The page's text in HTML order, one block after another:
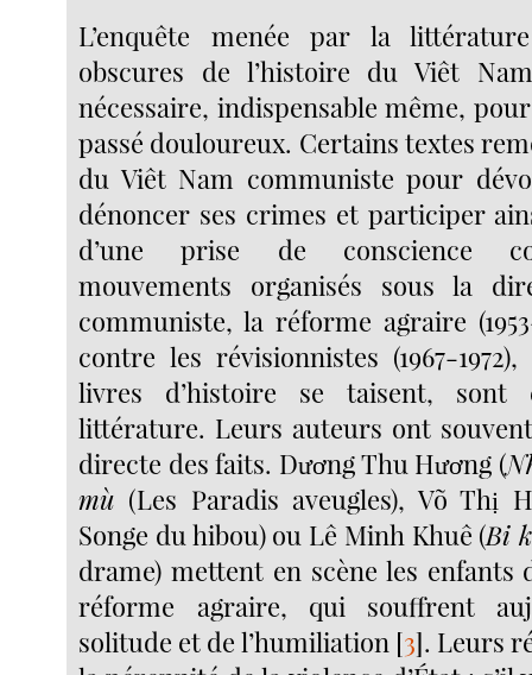
L’enquête menée par la
obscures de l’histoire du Viêt
nécessaire, indispensable même,
passé douloureux. Certains textes
du Viêt Nam communiste pour
dénoncer ses crimes et participer
d’une prise de conscience
mouvements organisés sous la
communiste, la réforme agraire
contre les révisionnistes (1967-
livres d’histoire se taisent, sont
littérature. Leurs auteurs ont
directe des faits. Dương Thu Hương (
mù (Les Paradis aveugles), Võ Thị
Songe du hibou) ou Lê Minh Khuê (Bi
drame) mettent en scène les enfants
réforme agraire, qui souffrent
solitude et de l’humiliation [3]. Leurs